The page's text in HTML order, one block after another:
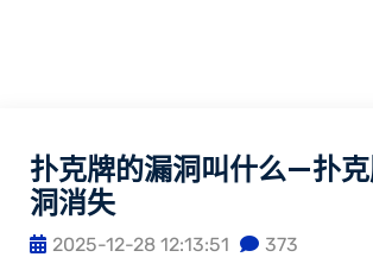
扑克牌的漏洞叫什么—扑
洞消失
2025-12-28 12:13:51
373